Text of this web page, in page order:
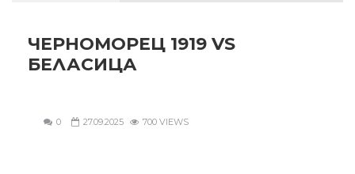
ЧЕРНОМОРЕЦ 1919 VS
БЕЛАСИЦА
0 27.09.2025 700 VIEWS